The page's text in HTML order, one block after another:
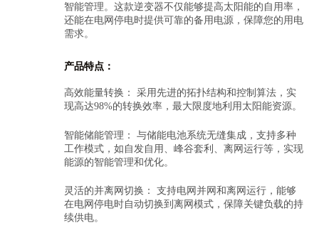
智能管理。这款逆变器不仅能够提高太阳能的自用率，
还能在电网停电时提供可靠的备用电源，保障您的用电
需求。
产品特点：
高效能量转换： 采用先进的拓扑结构和控制算法，实
现高达98%的转换效率，最大限度地利用太阳能资源。
智能储能管理： 与储能电池系统无缝集成，支持多种
工作模式，如自发自用、峰谷套利、离网运行等，实现
能源的智能管理和优化。
灵活的并离网切换： 支持电网并网和离网运行，能够
在电网停电时自动切换到离网模式，保障关键负载的持
续供电。